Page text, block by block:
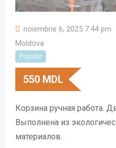
noiembrie 6, 2025 7:44 pm
Moldova
Popular
550 MDL
Корзина ручная работа.
Выполнена из
материалов.